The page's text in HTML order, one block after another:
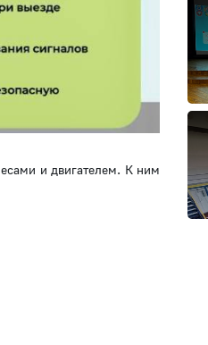
и двигателем. К ним